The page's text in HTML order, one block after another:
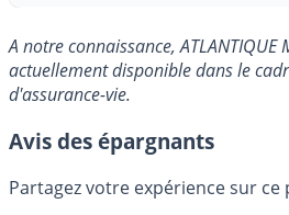
A notre connaissance, ATLANTIQUE
actuellement disponible dans le
d'assurance-vie.
Avis des épargnants
Partagez votre expérience sur